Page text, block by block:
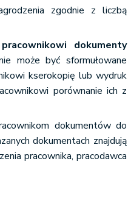
zgodnie z liczbą
dokumenty
może być sformułowane
kserokopię lub wydruk
porównanie ich z
dokumentów do
dokumentach znajdują
pracownika, pracodawca